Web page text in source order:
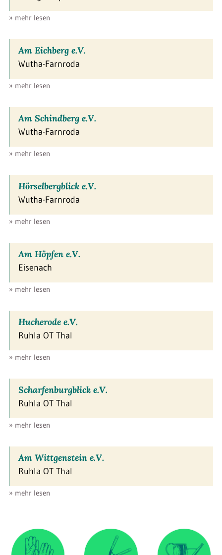
» mehr lesen
Am Eichberg e.V.
Wutha-Farnroda
» mehr lesen
Am Schindberg e.V.
Wutha-Farnroda
» mehr lesen
Hörselbergblick e.V.
Wutha-Farnroda
» mehr lesen
Am Höpfen e.V.
Eisenach
» mehr lesen
Hucherode e.V.
Ruhla OT Thal
» mehr lesen
Scharfenburgblick e.V.
Ruhla OT Thal
» mehr lesen
Am Wittgenstein e.V.
Ruhla OT Thal
» mehr lesen